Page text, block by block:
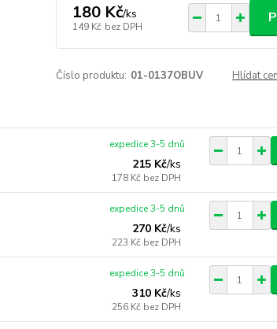
180 Kč/ks
149 Kč bez DPH
Číslo produktu: 01-0137OBUV Hlídat
215 Kč/ks
178 Kč bez DPH
expedice 3-5 dnů
270 Kč/ks
223 Kč bez DPH
expedice 3-5 dnů
310 Kč/ks
256 Kč bez DPH
expedice 3-5 dnů